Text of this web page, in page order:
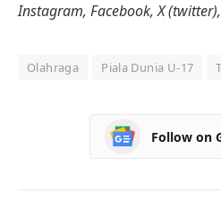
Instagram, Facebook, X
Olahraga Piala Dunia U-17
Follow on